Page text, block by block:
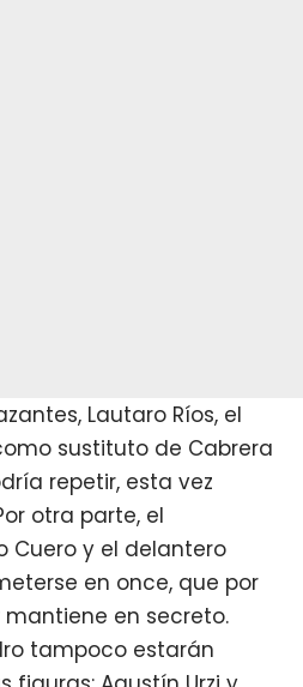
Lautaro Ríos, el
sustituto de Cabrera
repetir, esta vez
otra parte, el
Cuero y el delantero
en once, que por
en secreto.
tampoco estarán